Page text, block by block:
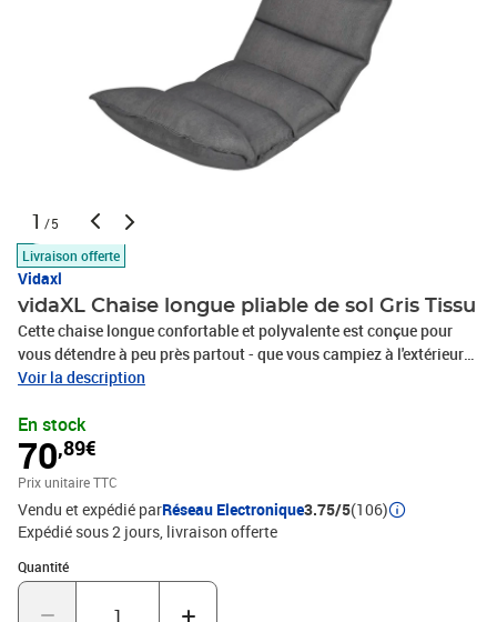
1 /5
Livraison offerte
Vidaxl
vidaXL Chaise longue pliable de sol Gris Tissu
Cette chaise longue confortable et polyvalente est conçue pour
vous détendre à peu près partout - que vous campiez à l'extérieur
ou à la maison. La chaise longue en tissu peut être rabattue en une
de 100 % polyester, cette chaise longue simple est légère mais
robuste. Cette chaise longue est entièrement réglable afin que
vous puissiez toujours trouver la position la plus confortable.
Notre chaise longue flexible sera également utile lorsque l'espace
de couchage supplémentaire est nécessaire.Couleur : grisChaise
longue en tissu de haute qualitéDimensions : 130 x 50 x 13 cm (L x
l x H)Entièrement réglablePliable facilement pour le stockage ou le
transportMatériel: Polyester: 100%
Voir la description
En stock
70,89€
Prix unitaire TTC
Vendu et expédié parRéseau Electronique3.75/5(106)
Expédié sous 2 jours livraison offerte
Quantité
Quantité : 1